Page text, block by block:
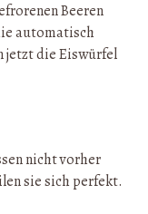
Beeren
automatisch
jetzt die Eiswürfel
nicht vorher
sie sich perfekt.